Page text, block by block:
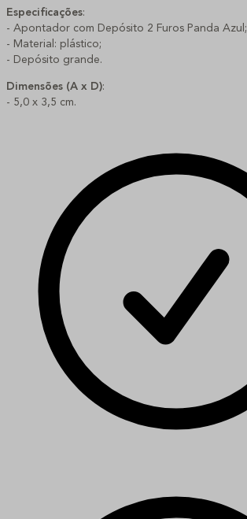
Especificações:
- Apontador com Depósito 2 Furos Panda Azul;
- Material: plástico;
- Depósito grande.
Dimensões (A x D):
- 5,0 x 3,5 cm.